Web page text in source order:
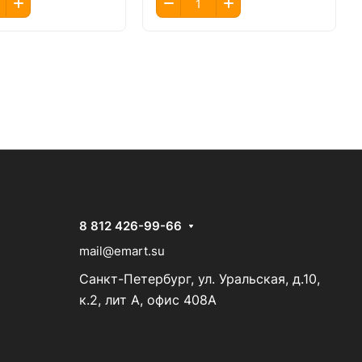
8 812 426-99-66
mail@emart.su
Санкт-Петербург, ул. Уральская, д.10,
к.2, лит А, офис 408А